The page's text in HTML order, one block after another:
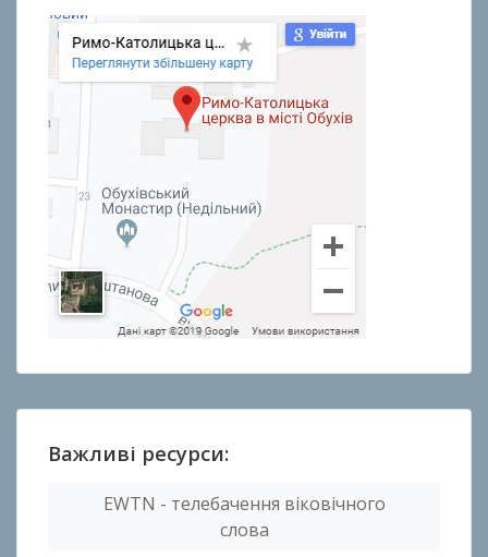
Важливі ресурси:
EWTN - телебачення віковічного
слова